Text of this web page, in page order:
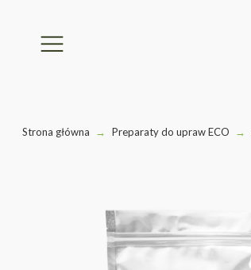
Strona główna → Preparaty do upraw ECO →